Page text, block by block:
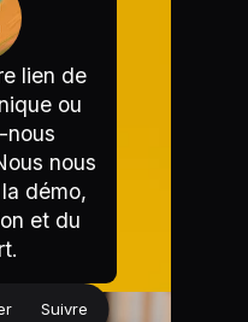
Suivre
lien de
ou
nous
nous
démo,
et du